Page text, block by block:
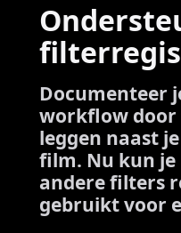
Documenteer
workflow
leggen naast
film. Nu kun je
andere filters
gebruikt voor